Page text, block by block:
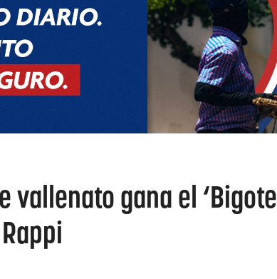
vallenato gana el ‘Bigote